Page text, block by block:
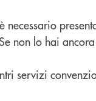
necessario
non lo hai
servizi